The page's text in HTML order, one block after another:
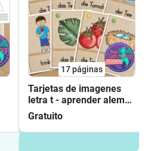
17páginas
Tarjetas de imagenes
letra t - aprender aleman
- gratuito
Gratuito